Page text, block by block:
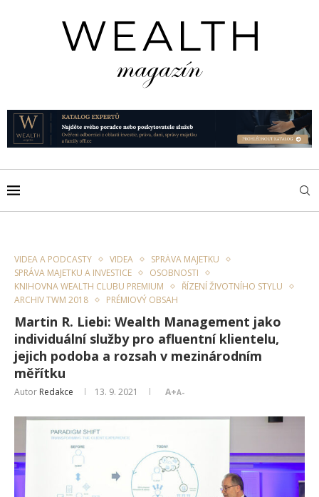
VIDEA A PODCASTY VIDEA
SPRÁVA MAJETKU
SPRÁVA MAJETKU A INVESTICE
OSOBNOSTI
KNIHOVNA WEALTH CLUBU PREMIUM
ŘÍZENÍ ŽIVOTNÍHO STYLU
ARCHIV TWM 2018
PRÉMIOVÝ OBSAH
Martin R. Liebi: Wealth Management jako
individuální služby pro afluentní klientelu,
jejich podoba a rozsah v mezinárodním
měřítku
Autor Redakce 13. 9. 2021 A+A-